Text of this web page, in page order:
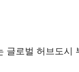
글로벌 허브도시